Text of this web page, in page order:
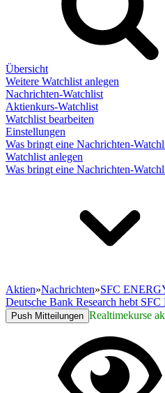
Übersicht
Weitere Watchlist anlegen
Nachrichten-Watchlist
Aktienkurs-Watchlist
Watchlist bearbeiten
Einstellungen
Was bringt eine Nachrichten-
Watchlist anlegen
Was bringt eine Nachrichten-
Aktien»Nachrichten»SFC
Deutsche Bank Research hebt
Push Mitteilungen Realtimekurse